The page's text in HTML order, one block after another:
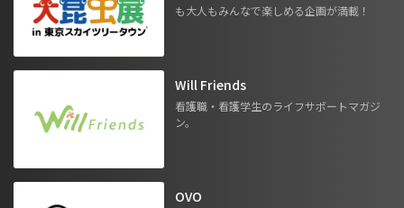
も大人もみんなで楽しめる企画が満載！
Will Friends
看護職・看護学生のライフサポートマガジ
ン。
OVO